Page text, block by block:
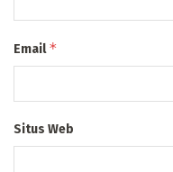
Email*
Situs Web